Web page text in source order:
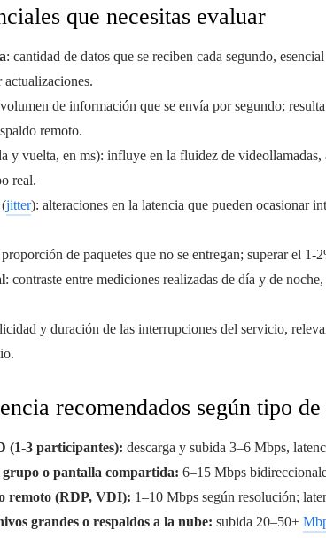
que necesitas evaluar
: cantidad de datos que se reciben cada segundo,
de información que se envía por segundo;
remoto.
y vuelta, en ms): influye en la fluidez de videollamadas,
real.
(jitter): alteraciones en la latencia que pueden ocasionar
proporción de paquetes que no se entregan; superar el
: contraste entre mediciones realizadas de día y de
y duración de las interrupciones del servicio,
recomendados según tipo
(1-3 participantes): descarga y subida 3–6 Mbps,
grupo o pantalla compartida: 6–15 Mbps
remoto (RDP, VDI): 1–10 Mbps según resolución;
grandes o respaldos a la nube: subida 20–50+